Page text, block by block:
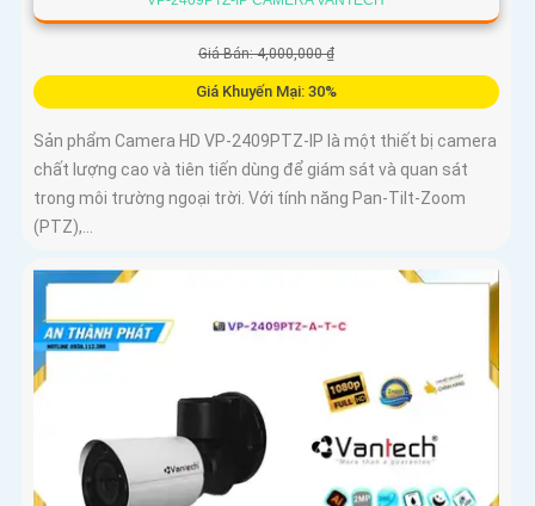
Giá Bán: 4,000,000 ₫
Giá Khuyến Mại: 30%
Sản phẩm Camera HD VP-2409PTZ-IP là một thiết bị camera
chất lượng cao và tiên tiến dùng để giám sát và quan sát
trong môi trường ngoại trời. Với tính năng Pan-Tilt-Zoom
(PTZ),...